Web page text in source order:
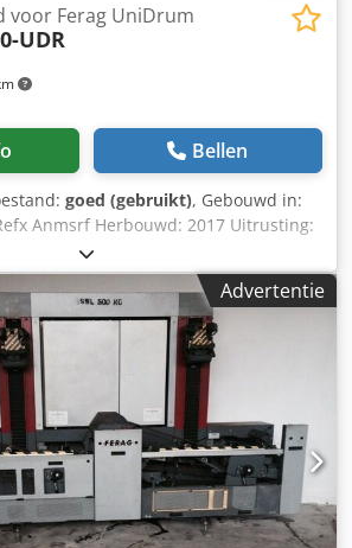
voor Ferag UniDrum
UDR
Bellen
goed (gebruikt), Gebouwd in:
Anmsrf Herbouwd: 2017 Uitrusting:
Ferag UniDrum
Advertentie